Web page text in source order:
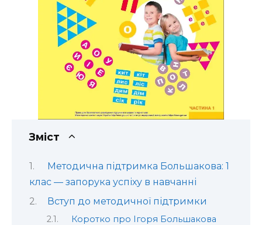
Зміст
Методична підтримка Большакова: 1
клас — запорука успіху в навчанні
Вступ до методичної підтримки
Коротко про Ігоря Большакова